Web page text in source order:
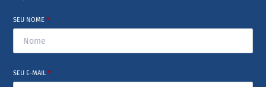
SEU NOME*
SEU E-MAIL*